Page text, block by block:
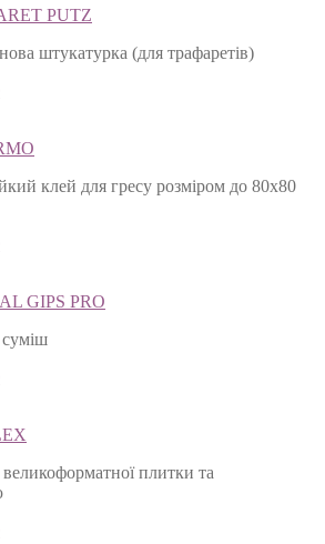
PUTZ
штукатурка (для трафаретів)
клей для гресу розміром до 80х80
GIPS PRO
суміш
плитки та